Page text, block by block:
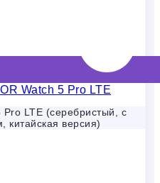
LTE (серебристый, с
версия)